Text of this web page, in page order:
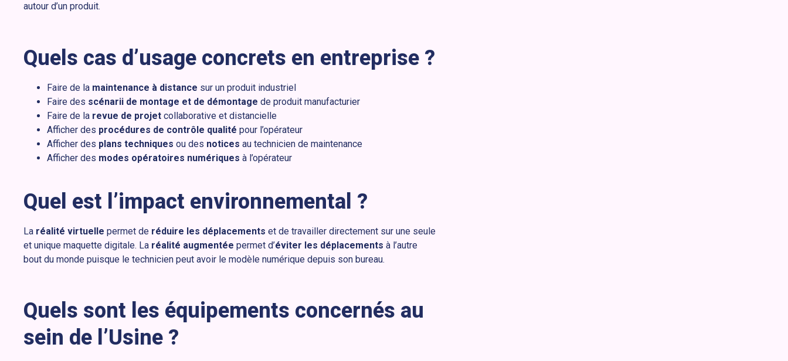
autour d’un produit.
Quels cas d’usage concrets en entreprise ?
Faire de la maintenance à distance sur un produit industriel
Faire des scénarii de montage et de démontage de produit manufacturier
Faire de la revue de projet collaborative et distancielle
Afficher des procédures de contrôle qualité pour l’opérateur
Afficher des plans techniques ou des notices au technicien de maintenance
Afficher des modes opératoires numériques à l’opérateur
Quel est l’impact environnemental ?
La réalité virtuelle permet de réduire les déplacements et de travailler directement sur une seule
et unique maquette digitale. La réalité augmentée permet d’éviter les déplacements à l’autre
bout du monde puisque le technicien peut avoir le modèle numérique depuis son bureau.
Quels sont les équipements concernés au
sein de l’Usine ?